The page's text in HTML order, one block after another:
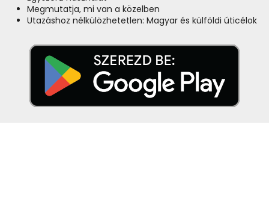
Megmutatja, mi van a közelben
Utazáshoz nélkülözhetetlen: Magyar és külföldi úticélok